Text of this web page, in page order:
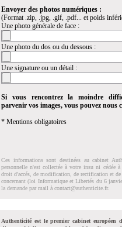
Envoyer des photos numériques :
(Format .zip, .jpg, .gif, .pdf... et poids
Une photo générale de face :
Une photo du dos ou du dessous :
Une signature ou un détail :
Si vous rencontrez la moindre
parvenir vos images, vous pouvez nous
* Mentions obligatoires
Ces informations sont destinées au cabinet
personnelle n'est collectée à votre insu ni cédée
droit d'accés, de modification, de rectification et de
concernant (loi Informatique et Libertés du 6
la demande par mail à contact@authenticite.fr.
Authenticité est le premier cabinet européen